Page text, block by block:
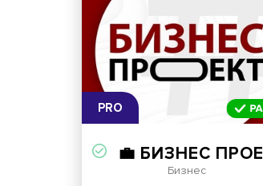
PRO
💼 БИЗНЕС ПРОЕКТ 🚀
Бизнес